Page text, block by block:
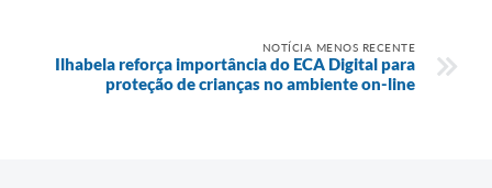
NOTÍCIA MENOS RECENTE
Ilhabela reforça importância do ECA Digital para
proteção de crianças no ambiente on-line